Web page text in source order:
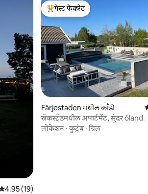
पैकी 4.95 सरासरी रेटिंग, 19 रिव्ह्यूज
4.95 (19)
टॉप गेस्ट फेव्हरेट
गेस्ट फेव्हरेट
Färjestaden मधील काँडो
स्नॅकस्ट्रँडमधील अपार्टमेंट, सुंदर ôland.
लोकेशन ·कुटुंब·ग्रिल